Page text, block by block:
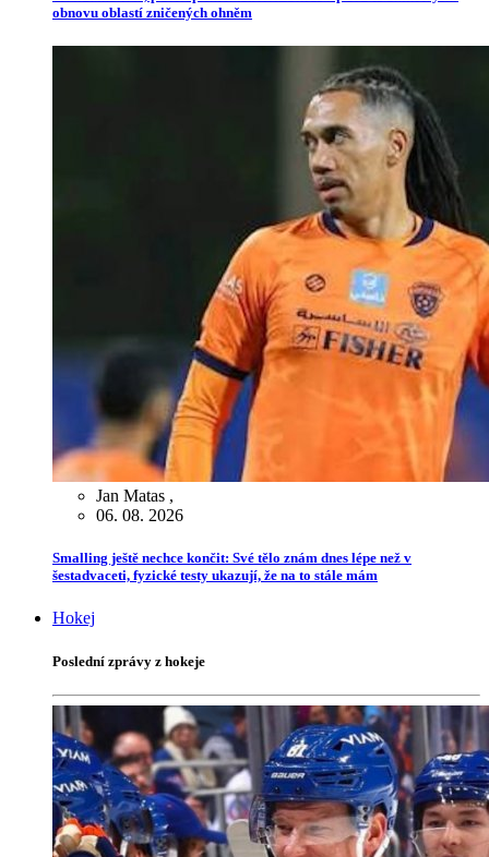
obnovu oblastí zničených ohněm
Jan Matas ,
06. 08. 2026
Smalling ještě nechce končit: Své tělo znám dnes lépe než v
šestadvaceti, fyzické testy ukazují, že na to stále mám
Hokej
Poslední zprávy z hokeje